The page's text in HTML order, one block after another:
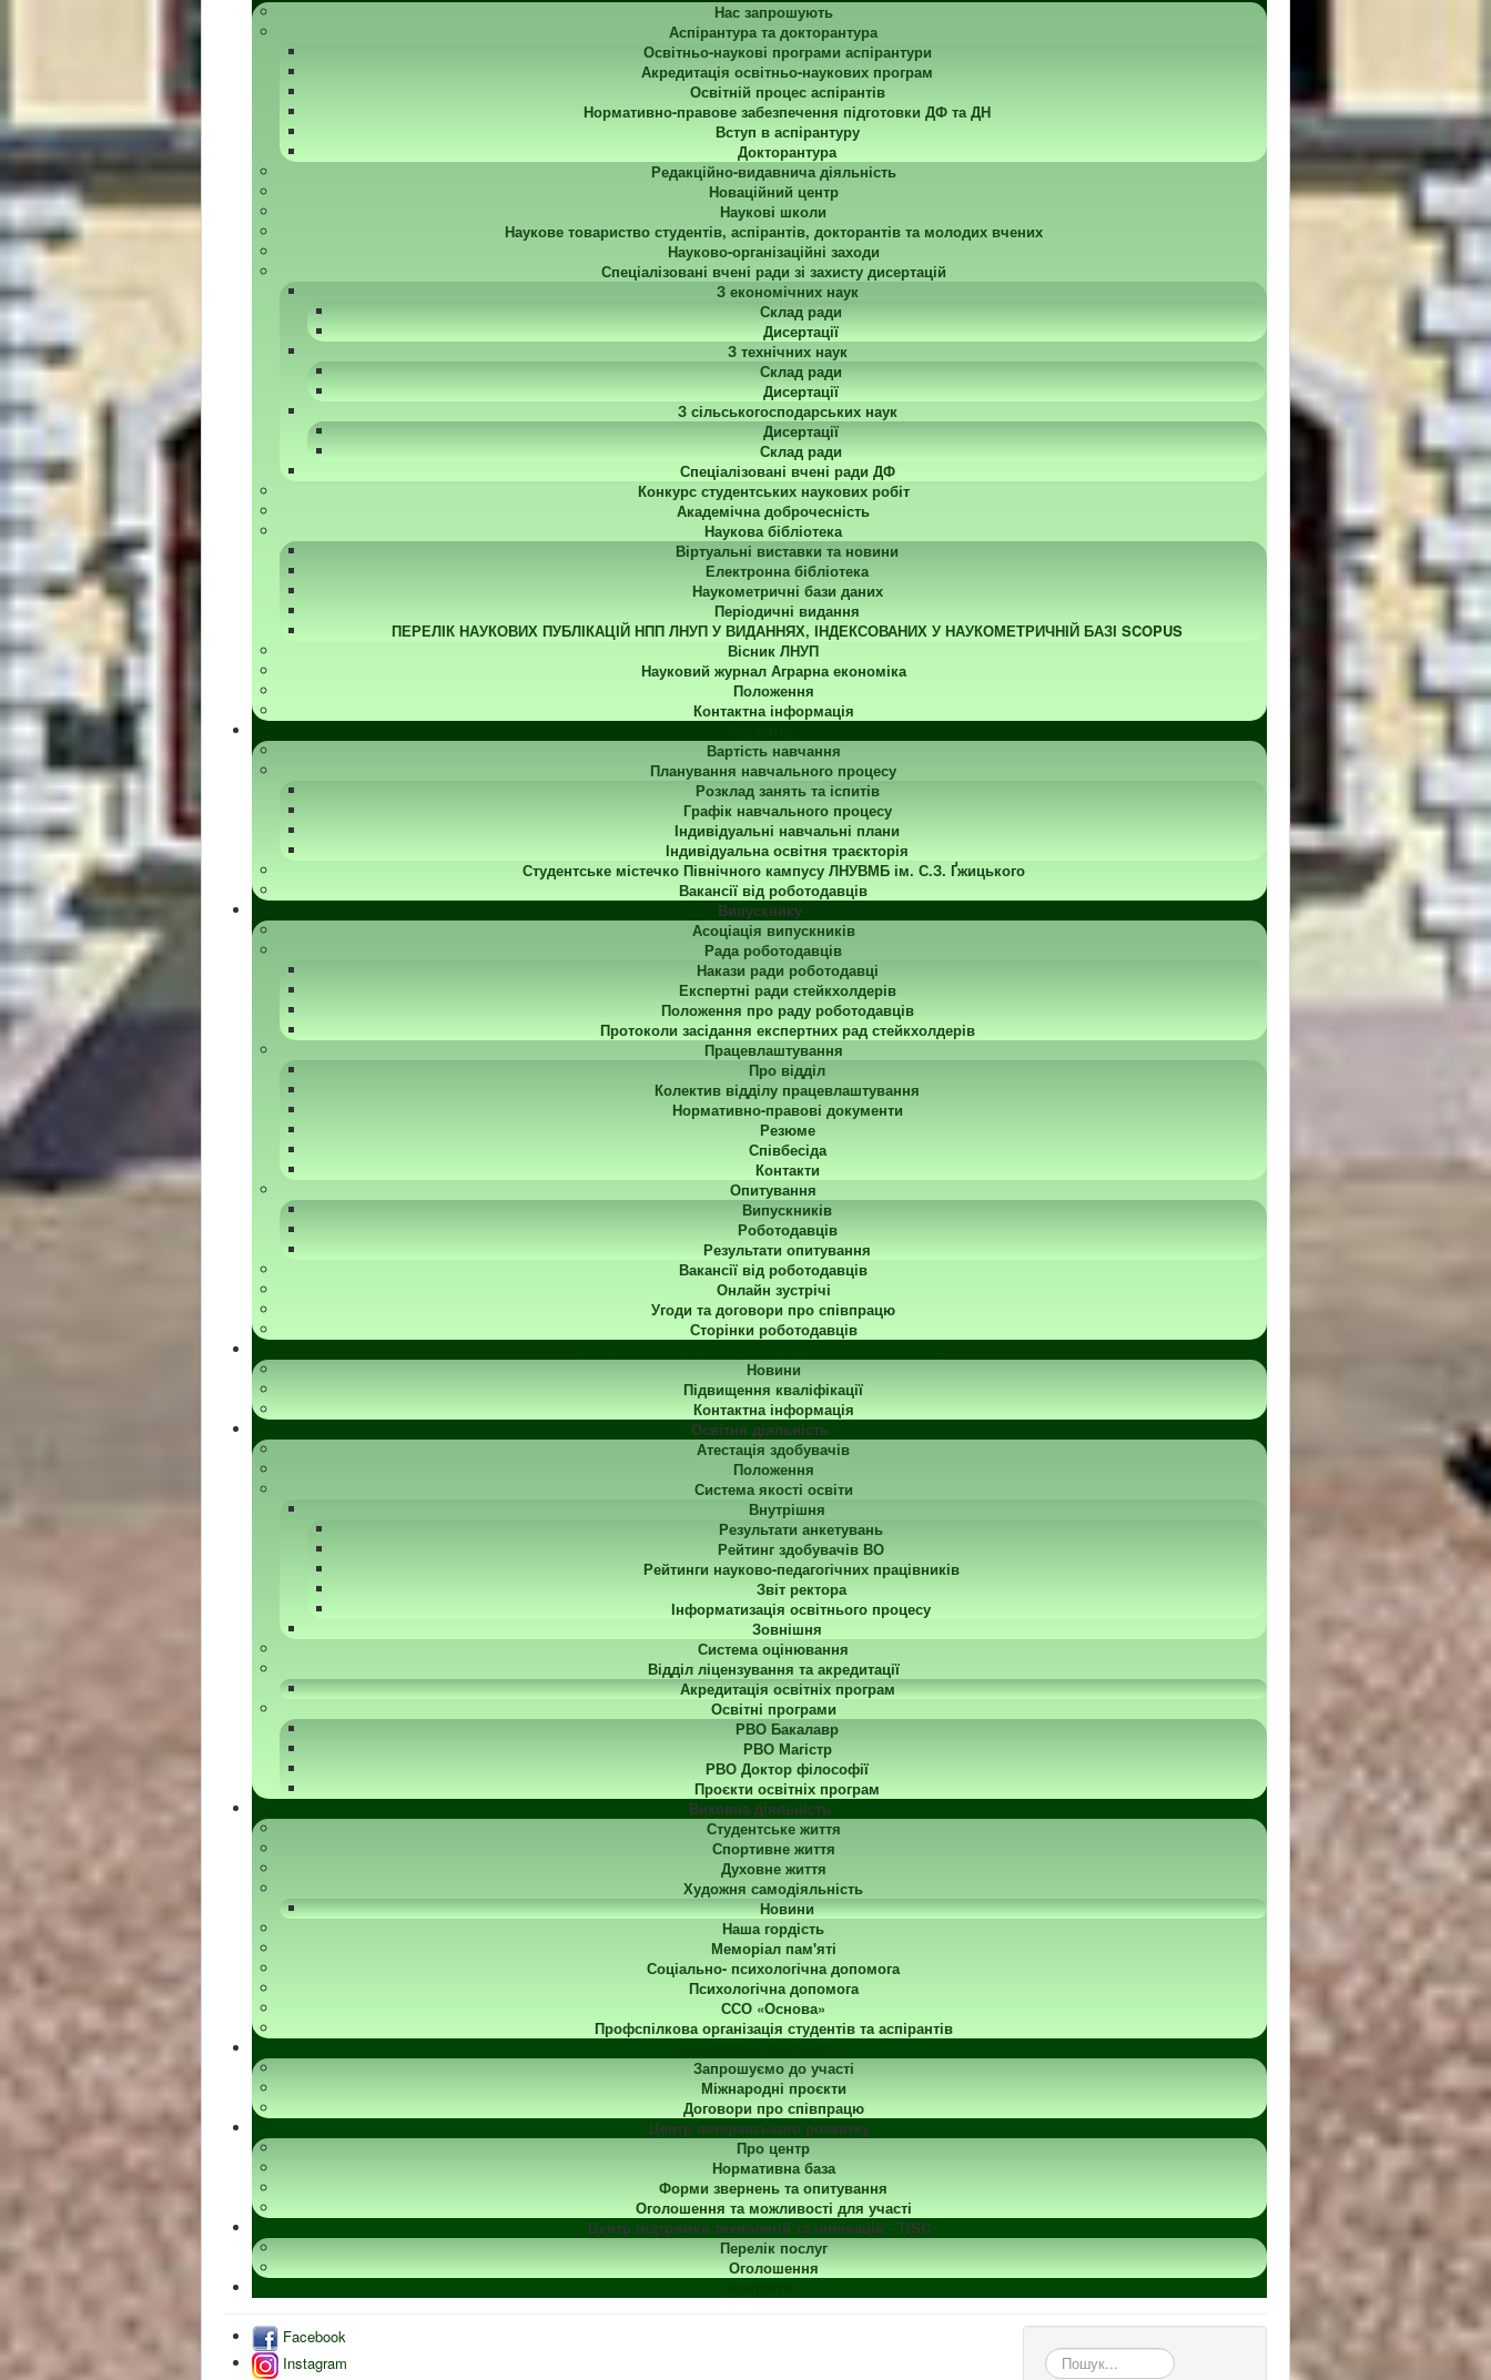
Нас запрошують
Аспірантура та докторантура
Освітньо-наукові програми аспірантури
Акредитація освітньо-наукових програм
Освітній процес аспірантів
Нормативно-правове забезпечення підготовки ДФ та ДН
Вступ в аспірантуру
Докторантура
Редакційно-видавнича діяльність
Новаційний центр
Наукові школи
Наукове товариство студентів, аспірантів, докторантів та молодих вчених
Науково-організаційні заходи
Спеціалізовані вчені ради зі захисту дисертацій
З економічних наук
Склад ради
Дисертації
З технічних наук
Склад ради
Дисертації
З сільськогосподарських наук
Дисертації
Склад ради
Спеціалізовані вчені ради ДФ
Конкурс студентських наукових робіт
Академічна доброчесність
Наукова бібліотека
Віртуальні виставки та новини
Електронна бібліотека
Наукометричні бази даних
Періодичні видання
ПЕРЕЛІК НАУКОВИХ ПУБЛІКАЦІЙ НПП ЛНУП У ВИДАННЯХ, ІНДЕКСОВАНИХ У НАУКОМЕТРИЧНІЙ БАЗІ SCOPUS
Вісник ЛНУП
Науковий журнал Аграрна економіка
Положення
Контактна інформація
Вартість навчання
Планування навчального процесу
Розклад занять та іспитів
Графік навчального процесу
Індивідуальні навчальні плани
Індивідуальна освітня траєкторія
Студентське містечко Північного кампусу ЛНУВМБ ім. С.З. Ґжицького
Вакансії від роботодавців
Випускнику
Асоціація випускників
Рада роботодавців
Накази ради роботодавці
Експертні ради стейкхолдерів
Положення про раду роботодавців
Протоколи засідання експертних рад стейкхолдерів
Працевлаштування
Про відділ
Колектив відділу працевлаштування
Нормативно-правові документи
Резюме
Співбесіда
Контакти
Опитування
Випускників
Роботодавців
Результати опитування
Вакансії від роботодавців
Онлайн зустрічі
Угоди та договори про співпрацю
Сторінки роботодавців
Новини
Підвищення кваліфікації
Контактна інформація
Освітня діяльність
Атестація здобувачів
Положення
Система якості освіти
Внутрішня
Результати анкетувань
Рейтинг здобувачів ВО
Рейтинги науково-педагогічних працівників
Звіт ректора
Інформатизація освітнього процесу
Зовнішня
Система оцінювання
Відділ ліцензування та акредитації
Акредитація освітніх програм
Освітні програми
РВО Бакалавр
РВО Магістр
РВО Доктор філософії
Проєкти освітніх програм
Виховна діяльність
Студентське життя
Спортивне життя
Духовне життя
Художня самодіяльність
Новини
Наша гордість
Меморіал пам'яті
Соціально- психологічна допомога
Психологічна допомога
ССО «Основа»
Профспілкова організація студентів та аспірантів
Запрошуємо до участі
Міжнародні проєкти
Договори про співпрацю
Центр ветеранського розвитку
Про центр
Нормативна база
Форми звернень та опитування
Оголошення та можливості для участі
Центр підтримки технологій та інновацій - TISC
Перелік послуг
Оголошення
Facebook
Instagram
пошук